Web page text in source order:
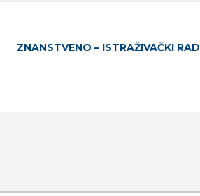
ZNANSTVENO – ISTRAŽIVAČKI RAD